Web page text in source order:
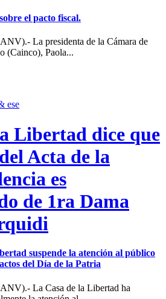
el pacto fiscal.
La presidenta de la Cámara de
(Cainco), Paola...
ese
Libertad dice que
Acta de la
es
de 1ra Dama
suspende la atención al público
del Día de la Patria
La Casa de la Libertad ha